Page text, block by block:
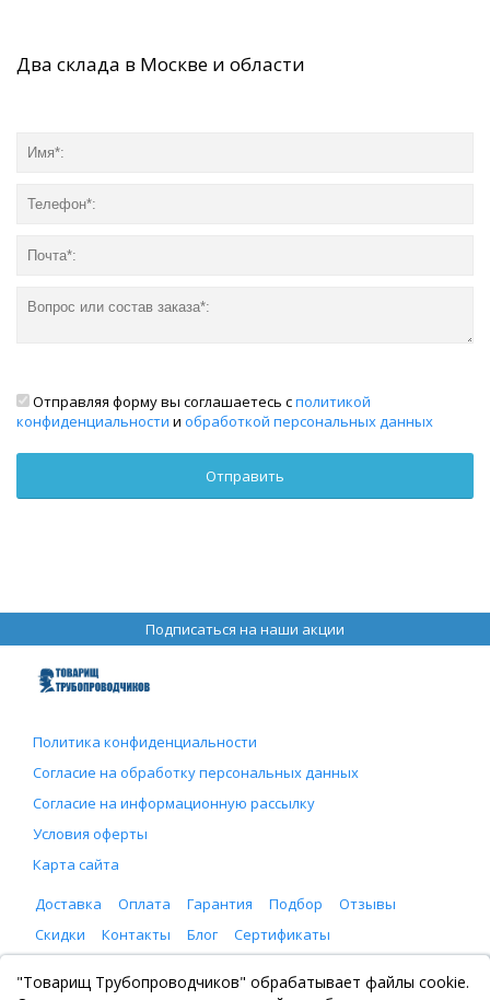
Два склада в Москве и области
Отправляя форму вы соглашаетесь сполитикой
конфиденциальности и обработкой персональных данных
Подписаться на наши акции
Политика конфиденциальности
Согласие на обработку персональных данных
Согласие на информационную рассылку
Условия оферты
Карта сайта
Доставка
Оплата Гарантия Подбор
Отзывы
Скидки
Контакты Блог Сертификаты
ООО "Товарищ Трубопроводчиков"
"Товарищ Трубопроводчиков" обрабатывает файлы cookie.